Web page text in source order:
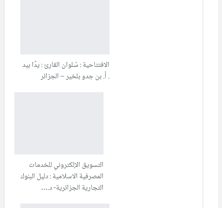
الافتتاحية : سُلوان القارئ : يدًا بيد
. أ. بن جدو بلخير – الجزائر
التسويق الإلكتروني للخدمات
المصرفية الاسلامية : دليل البنوك
التجارية الجزائرية- د.…